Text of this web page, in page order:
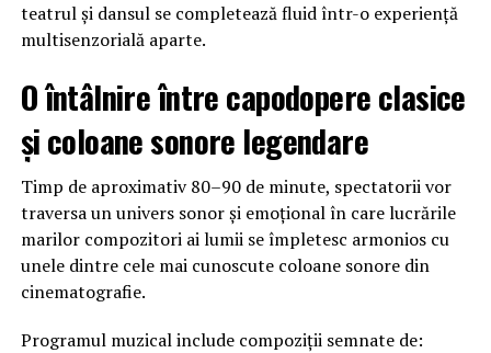
teatrul și dansul se completează fluid într-o experiență
multisenzorială aparte.
O întâlnire între capodopere clasice
și coloane sonore legendare
Timp de aproximativ 80–90 de minute, spectatorii vor
traversa un univers sonor și emoțional în care lucrările
marilor compozitori ai lumii se împletesc armonios cu
unele dintre cele mai cunoscute coloane sonore din
cinematografie.
Programul muzical include compoziții semnate de: